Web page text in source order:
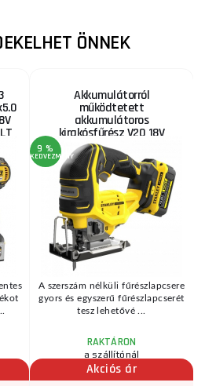
ÖNNEK
Akkumulátorról
működtetett
akkumulátoros
kirakósfűrész V20 18V
2x4,0Ah Stanley FatMax
SFMCS650M2K
9 %
KEDVEZMÉNY
A szerszám nélküli fűrészlapcsere
gyors és egyszerű fűrészlapcserét
tesz lehetővé ...
RAKTÁRON
a szállítónál
Akciós ár